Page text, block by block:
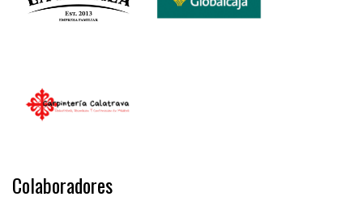
Colaboradores